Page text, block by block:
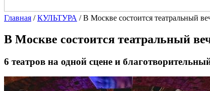
Главная /КУЛЬТУРА /В Москве состоится театральный
В Москве состоится театральный
6 театров на одной сцене и